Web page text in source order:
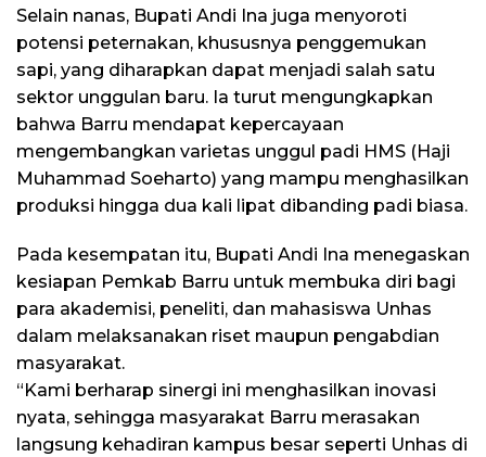
Selain nanas, Bupati Andi Ina juga menyoroti
potensi peternakan, khususnya penggemukan
sapi, yang diharapkan dapat menjadi salah satu
sektor unggulan baru. Ia turut mengungkapkan
bahwa Barru mendapat kepercayaan
mengembangkan varietas unggul padi HMS (Haji
Muhammad Soeharto) yang mampu menghasilkan
produksi hingga dua kali lipat dibanding padi biasa.
Pada kesempatan itu, Bupati Andi Ina menegaskan
kesiapan Pemkab Barru untuk membuka diri bagi
para akademisi, peneliti, dan mahasiswa Unhas
dalam melaksanakan riset maupun pengabdian
masyarakat.
“Kami berharap sinergi ini menghasilkan inovasi
nyata, sehingga masyarakat Barru merasakan
langsung kehadiran kampus besar seperti Unhas di